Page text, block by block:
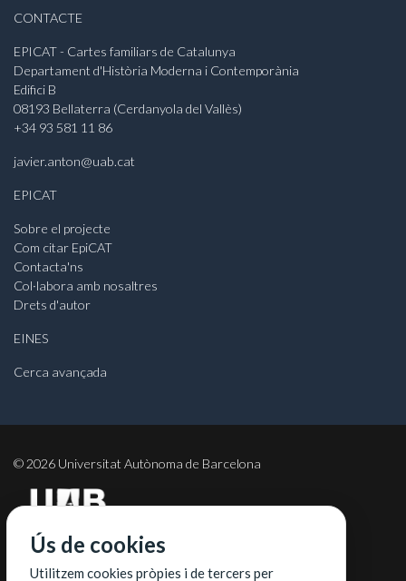
CONTACTE
EPICAT - Cartes familiars de Catalunya
Departament d'Història Moderna i Contemporània
Edifici B
08193 Bellaterra (Cerdanyola del Vallès)
+34 93 581 11 86
javier.anton@uab.cat
EPICAT
Sobre el projecte
Com citar EpiCAT
Contacta'ns
Col·labora amb nosaltres
Drets d'autor
EINES
Cerca avançada
© 2026 Universitat Autònoma de Barcelona
COL·LABORADORS
Ús de cookies
Utilitzem cookies pròpies i de tercers per